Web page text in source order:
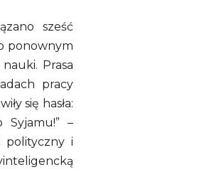
sześć
ponownym
Prasa
pracy
się hasła:
Syjamu!” –
polityczny i